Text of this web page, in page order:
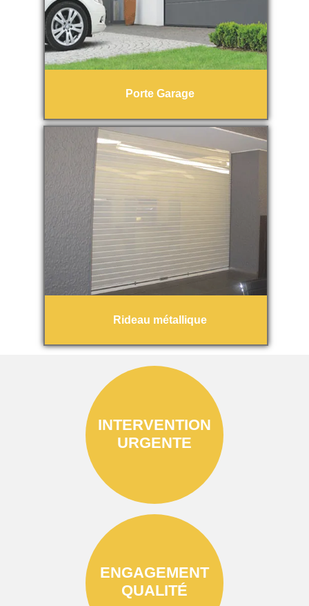
Porte Garage
Rideau métallique
INTERVENTION
URGENTE
ENGAGEMENT
QUALITÉ